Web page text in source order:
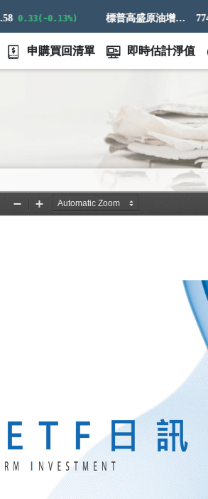
0.33(-0.13%) 標普高盛原油增強超額回報指數 774.14
申購買回清單 即時估計淨值